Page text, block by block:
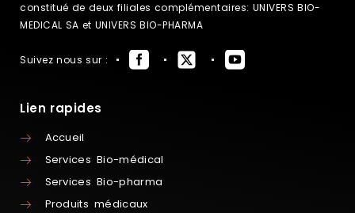
constitué de deux filiales complémentaires: UNIVERS BIO-
MEDICAL SA et UNIVERS BIO-PHARMA
Suivez nous sur :
Lien rapides
Accueil
Services Bio-médical
Services Bio-pharma
Produits médicaux